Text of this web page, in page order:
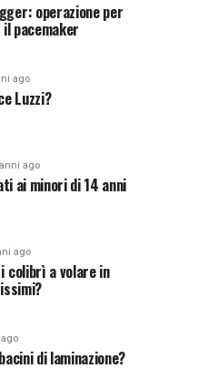
operazione per
pacemaker
ago
Luzzi?
ago
ai minori di 14 anni
ago
colibrì a volare in
di laminazione?